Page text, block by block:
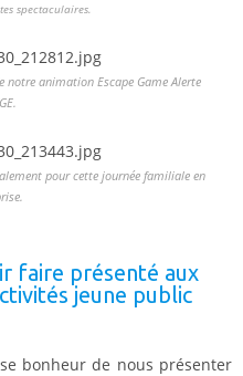
spectaculaires.
notre animation Escape Game Alerte
pour cette journée familiale en
faire présenté aux
jeune public
bonheur de nous présenter